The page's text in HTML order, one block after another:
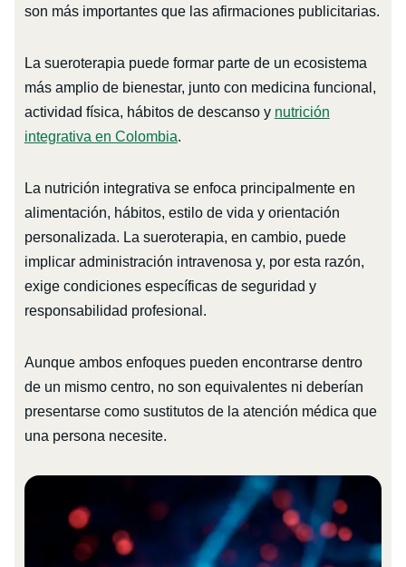
son más importantes que las afirmaciones publicitarias.
La sueroterapia puede formar parte de un ecosistema
más amplio de bienestar, junto con medicina funcional,
actividad física, hábitos de descanso y nutrición
integrativa en Colombia.
La nutrición integrativa se enfoca principalmente en
alimentación, hábitos, estilo de vida y orientación
personalizada. La sueroterapia, en cambio, puede
implicar administración intravenosa y, por esta razón,
exige condiciones específicas de seguridad y
responsabilidad profesional.
Aunque ambos enfoques pueden encontrarse dentro
de un mismo centro, no son equivalentes ni deberían
presentarse como sustitutos de la atención médica que
una persona necesite.